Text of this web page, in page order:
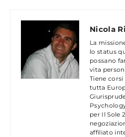
Nicola
La
lo status
possano
vita
Tiene
tutta
per Il Sole
affiliato